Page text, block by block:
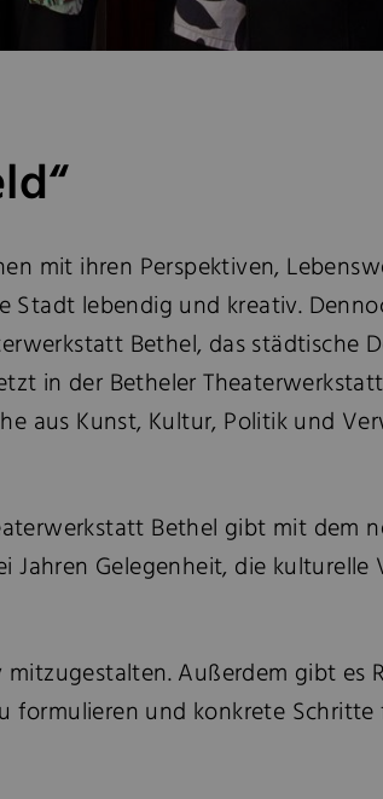
mit ihren Perspektiven,
lebendig und kreativ.
Bethel, das städtische
in der Betheler
aus Kunst, Kultur, Politik und
Bethel gibt mit dem
Gelegenheit, die
Außerdem gibt
formulieren und konkrete